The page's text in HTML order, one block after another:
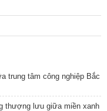
trung tâm công nghiệp Bắc
thượng lưu giữa miền xanh